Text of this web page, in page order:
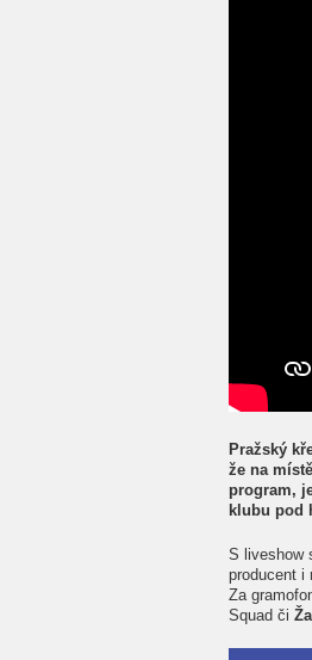
Pražský
že na
program,
klubu pod
S liveshow
producent i
Za
Squad či